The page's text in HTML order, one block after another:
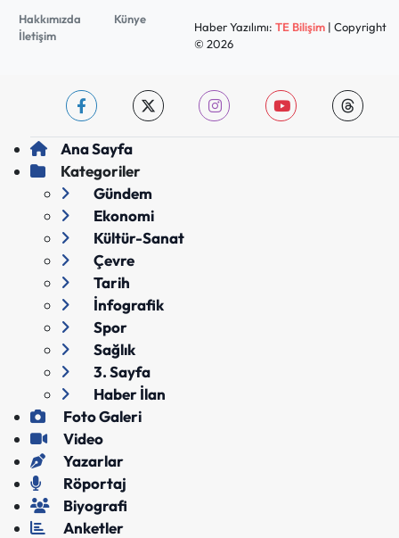
Hakkımızda
Künye
İletişim
Haber Yazılımı: TE Bilişim| Copyright
© 2026
Ana Sayfa
Kategoriler
Gündem
Ekonomi
Kültür-Sanat
Çevre
Tarih
İnfografik
Spor
Sağlık
3. Sayfa
Haber İlan
Foto Galeri
Video
Yazarlar
Röportaj
Biyografi
Anketler